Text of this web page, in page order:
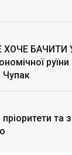
ХОЧЕ БАЧИТИ
руїни
Чупак
пріоритети та